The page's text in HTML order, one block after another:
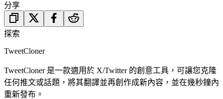
分享
探索
TweetCloner
TweetCloner 是一款適用於 X/Twitter 的創意工具，可讓您克隆
任何推文或話題，將其翻譯並再創作成新內容，並在幾秒鐘內
重新發布。